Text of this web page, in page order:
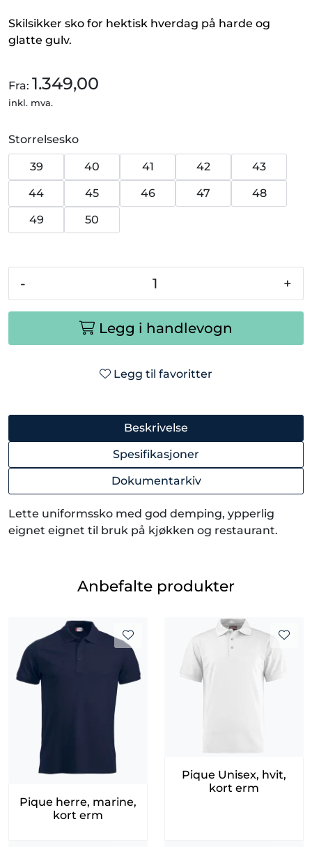
Skilsikker sko for hektisk hverdag på harde og
glatte gulv.
Fra: 1.349,00
inkl. mva.
Storrelsesko
39 40 41 42
43
44
45 46 47
48
49
50
- +
Legg i handlevogn
Legg til favoritter
Beskrivelse
Spesifikasjoner
Dokumentarkiv
Lette uniformssko med god demping, ypperlig
eignet eignet til bruk på kjøkken og restaurant.
Anbefalte produkter
Pique herre, marine,
kort erm
Pique Unisex, hvit,
kort erm